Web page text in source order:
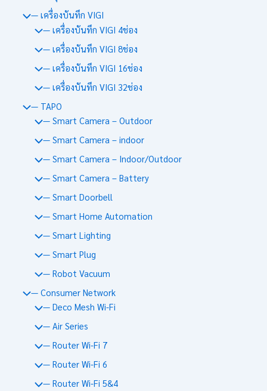
— เครื่องบันทึก VIGI
— เครื่องบันทึก VIGI 4ช่อง
— เครื่องบันทึก VIGI 8ช่อง
— เครื่องบันทึก VIGI 16ช่อง
— เครื่องบันทึก VIGI 32ช่อง
— TAPO
— Smart Camera – Outdoor
— Smart Camera – indoor
— Smart Camera – Indoor/Outdoor
— Smart Camera – Battery
— Smart Doorbell
— Smart Home Automation
— Smart Lighting
— Smart Plug
— Robot Vacuum
— Consumer Network
— Deco Mesh Wi-Fi
— Air Series
— Router Wi-Fi 7
— Router Wi-Fi 6
— Router Wi-Fi 5&4